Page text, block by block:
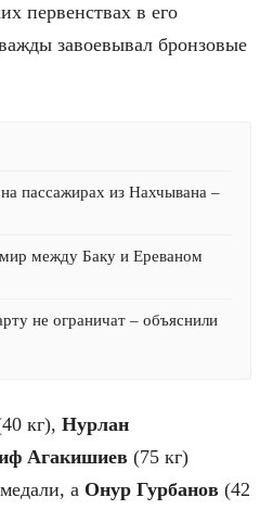
первенствах в его
завоевывал бронзовые
пассажирах из Нахчывана –
между Баку и Ереваном
не ограничат – объяснили
кг), Нурлан
Агакишиев (75 кг)
а Онур Гурбанов (42